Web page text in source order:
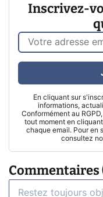
Inscrivez-
En cliquant sur
informations,
Conformément au
tout moment en
chaque email. Pour en
consultez
Commentaires